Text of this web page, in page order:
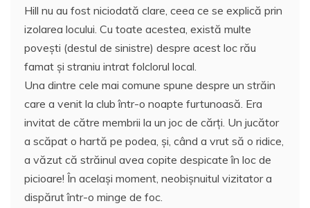
Hill nu au fost niciodată clare, ceea ce se explică prin
izolarea locului. Cu toate acestea, există multe
povești (destul de sinistre) despre acest loc rău
famat şi straniu intrat folclorul local.
Una dintre cele mai comune spune despre un străin
care a venit la club într-o noapte furtunoasă. Era
invitat de către membrii la un joc de cărți. Un jucător
a scăpat o hartă pe podea, și, când a vrut să o ridice,
a văzut că străinul avea copite despicate în loc de
picioare! În acelaşi moment, neobişnuitul vizitator a
dispărut într-o minge de foc.